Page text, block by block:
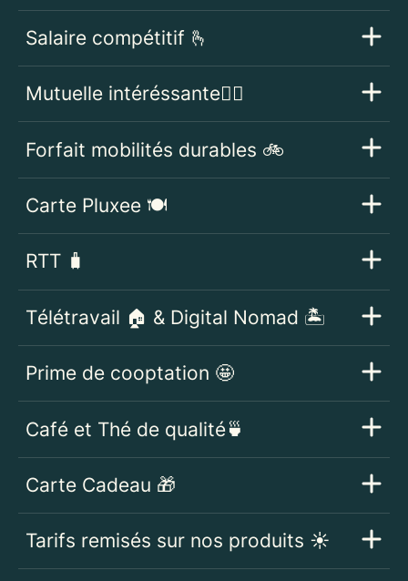
Salaire compétitif 🫰
Mutuelle intéréssante👩‍⚕️
Forfait mobilités durables 🚲
Carte Pluxee 🍽️
RTT 🧳
Télétravail 🏠 & Digital Nomad 🏝️
Prime de cooptation 🤩
Café et Thé de qualité🍵
Carte Cadeau 🎁
Tarifs remisés sur nos produits ☀️